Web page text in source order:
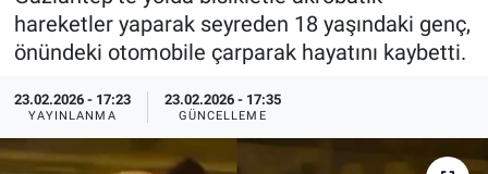
hareketler yaparak seyreden 18 yaşındaki genç,
önündeki otomobile çarparak hayatını kaybetti.
23.02.2026 - 17:23
YAYINLANMA
23.02.2026 - 17:35
GÜNCELLEME
Özel Haberler
Yazarlar
Dünya
Medya
Özel Haberler
Haber Arşivi